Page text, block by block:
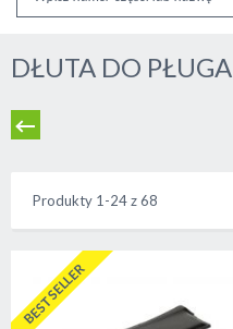
DŁUTA DO PŁUGA
Produkty 1-24z68
BESTSELLER